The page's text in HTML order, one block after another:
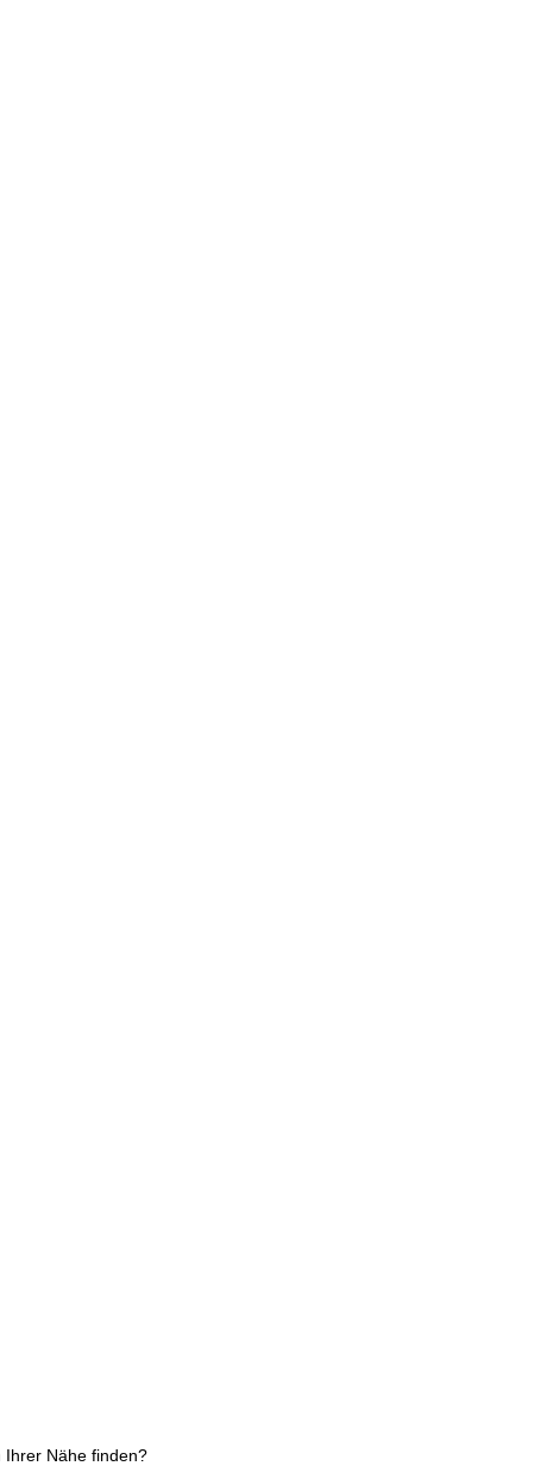
Ihrer Nähe finden?